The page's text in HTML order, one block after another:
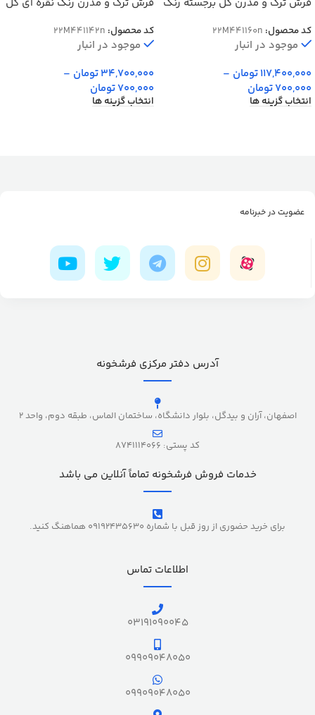
فرش ترک و مدرن گل برجسته رنگ
کد محصول: 22M441160n
موجود در انبار
117,400,000تومان –
700,000تومان
انتخاب گزینه ها
فرش ترک و مدرن رنگ نقره ای گل
کد محصول: 22M441142n
موجود در انبار
34,700,000تومان –
700,000تومان
انتخاب گزینه ها
عضویت در خبرنامه
آدرس دفتر مرکزی فرشخونه
اصفهان، آران و بیدگل، بلوار دانشگاه، ساختمان الماس، طبقه دوم، واحد 2
کد پستی: 8741114066
خدمات فروش فرشخونه تماماً آنلاین می باشد
برای خرید حضوری از روز قبل با شماره 09192435630 هماهنگ کنید.
اطلاعات تماس
03191090045
09909048050
09909048050